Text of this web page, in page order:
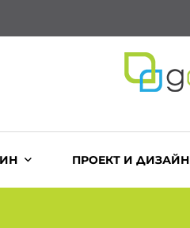
ПРОЕКТ И ДИЗАЙН